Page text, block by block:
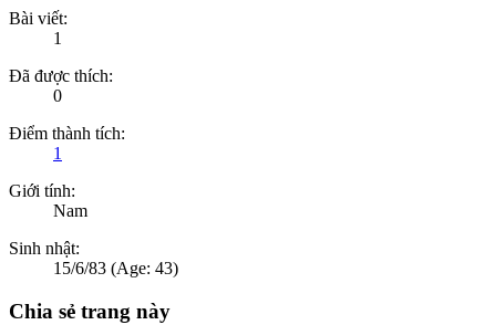
Bài viết:
1
Đã được thích:
0
Điểm thành tích:
1
Giới tính:
Nam
Sinh nhật:
15/6/83 (Age: 43)
Chia sẻ trang này